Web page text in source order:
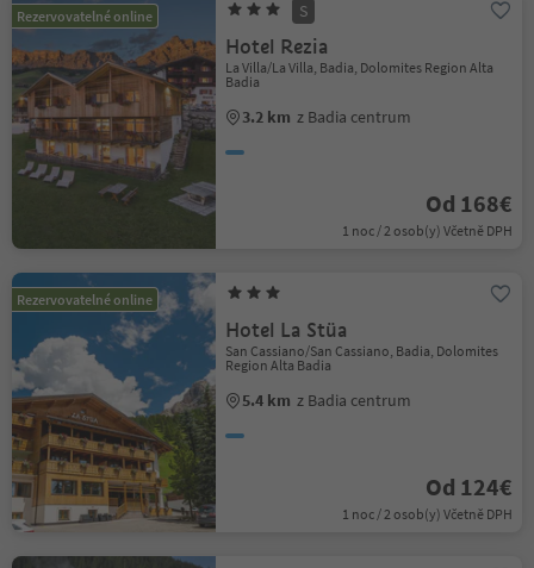
Rezervovatelné online S
Hotel Rezia
La Villa/La Villa, Badia, Dolomites Region Alta
Badia
3.2 km z Badia centrum
Od 168€
1 noc / 2 osob(y) Včetně DPH
Rezervovatelné online
Hotel La Stüa
San Cassiano/San Cassiano, Badia, Dolomites
Region Alta Badia
5.4 km z Badia centrum
Od 124€
1 noc / 2 osob(y) Včetně DPH